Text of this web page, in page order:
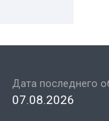
Дата последнего
07.08.2026